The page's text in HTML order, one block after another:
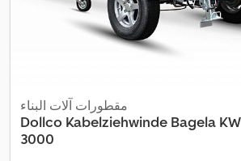
مقطورات آلات البناء
Dollco Kabelziehwinde Bagela KW
3000